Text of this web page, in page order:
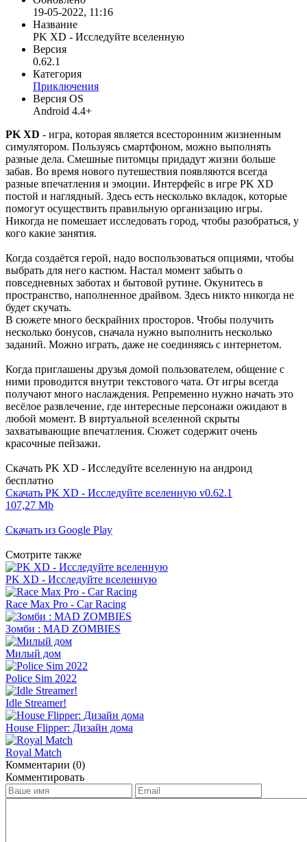
19-05-2022, 11:16
Название
PK XD - Исследуйте вселенную
Версия
0.62.1
Категория
Приключения
Версия OS
Android 4.4+
PK XD - игра, которая является всесторонним жизненным
симулятором. Пользуясь смартфоном, можно выполнять
разные дела. Смешные питомцы придадут жизни больше
забав. Во время нового путешествия появляются всегда
разные впечатления и эмоции. Интерфейс в игре PK XD
постой и наглядный. Здесь есть несколько вкладок, которые
помогут осуществить правильную организацию игры.
Никогда не помешает исследовать город, чтобы разобраться, у
кого какие занятия.
Когда создаётся герой, надо воспользоваться опциями, чтобы
выбрать для него кастюм. Настал момент забыть о
повседневных заботах и бытовой рутине. Окунитесь в
пространство, наполненное драйвом. Здесь никто никогда не
будет скучать.
В сюжете много бескрайних просторов. Чтобы получить
несколько бонусов, сначала нужно выполнить несколько
заданий. Можно играть, даже не соединяясь с интернетом.
Когда приглашены друзья домой пользователем, общение с
ними проводится внутри текстового чата. От игры всегда
получают много наслаждения. Репременно нужно начать это
весёлое развлечение, где интересные персонажи ожидают в
любой момент. В виртуальной вселенной скрыты
захватывающие впечатления. Сюжет содержит очень
красочные пейзажи.
Скачать PK XD - Исследуйте вселенную на андроид
бесплатно
Скачать PK XD - Исследуйте вселенную v0.62.1
107,27 Mb
Скачать из Google Play
Смотрите также
PK XD - Исследуйте вселенную
Race Max Pro - Car Racing
Зомби : MAD ZOMBIES
Милый дом
Police Sim 2022
Idle Streamer!
House Flipper: Дизайн дома
Royal Match
Комментарии (0)
Комментировать